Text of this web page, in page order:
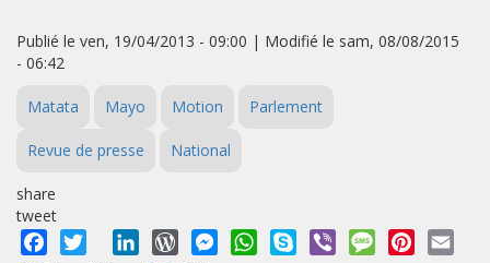
Publié le ven, 19/04/2013 - 09:00 | Modifié le sam, 08/08/2015
- 06:42
Matata Mayo Motion Parlement
Revue de presse National
share
tweet
Facebook
Twitter LinkedInWordPressMessengerWhatsApp
Skype Viber MessagePinterest